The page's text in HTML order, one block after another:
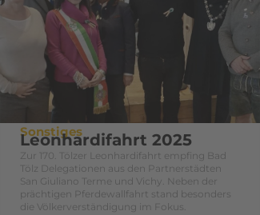
Sonstiges
Leonhardifahrt 2025
Zur 170. Tölzer Leonhardifahrt empfing Bad
Tölz Delegationen aus den Partnerstädten
San Giuliano Terme und Vichy. Neben der
prächtigen Pferdewallfahrt stand besonders
die Völkerverständigung im Fokus.